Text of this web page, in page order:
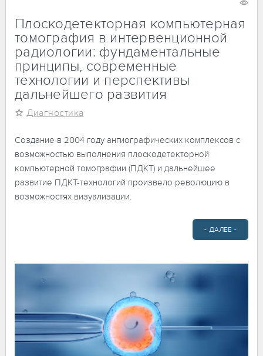
Плоскодетекторная компьютерная
томография в интервенционной
радиологии: фундаментальные
принципы, современные
технологии и перспективы
дальнейшего развития
Диагностика
Создание в 2004 году ангиографических комплексов с
возможностью выполнения плоскодетекторной
компьютерной томографии (ПДКТ) и дальнейшее
развитие ПДКТ-технологий произвело революцию в
возможностях визуализации.
- ДАЛЕЕ -